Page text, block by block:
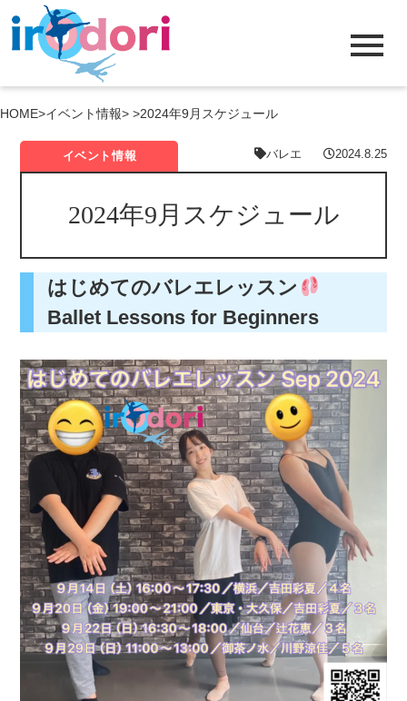
menu
HOME>イベント情報> >2024年9月スケジュール
イベント情報 バレエ 2024.8.25
2024年9月スケジュール
はじめてのバレエレッスン
Ballet Lessons for Beginners